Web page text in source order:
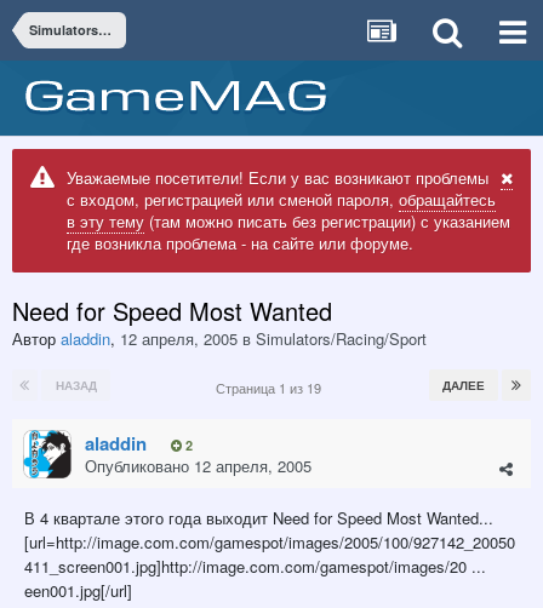
Simulators/Racing/Sport
Уважаемые посетители! Если у вас возникают проблемы
с входом, регистрацией или сменой пароля, обращайтесь
в эту тему (там можно писать без регистрации) с указанием
где возникла проблема - на сайте или форуме.
Need for Speed Most Wanted
Автор aladdin, 12 апреля, 2005 в Simulators/Racing/Sport
НАЗАД ДАЛЕЕ
Страница 1 из 19
aladdin 2
Опубликовано 12 апреля, 2005
В 4 квартале этого года выходит Need for Speed Most Wanted...
[url=http://image.com.com/gamespot/images/2005/100/927142_20050
411_screen001.jpg]http://image.com.com/gamespot/images/20 ...
een001.jpg[/url]